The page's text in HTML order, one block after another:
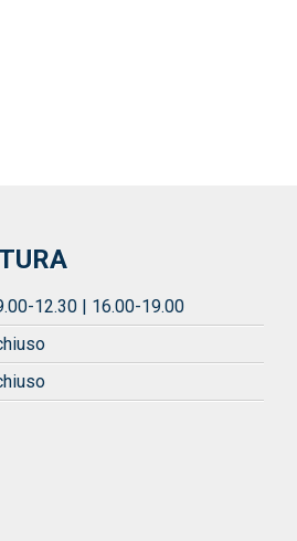
12.30 | 16.00-19.00